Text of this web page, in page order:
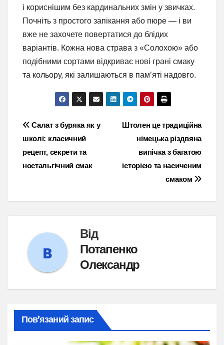
і кориснішим без кардинальних змін у звичках.
Почніть з простого запікання або пюре — і ви
вже не захочете повертатися до блідих
варіантів. Кожна нова страва з «Солохою» або
подібними сортами відкриває нові грані смаку
та кольору, які залишаються в пам’яті надовго.
Навігація
записів
Штолен це традиційна
німецька різдвяна
випічка з багатою
історією та насиченим
смаком
Салат з буряка як у
школі: класичний
рецепт, секрети та
ностальгічний смак
Від
Потапенко
Олександр
Пов’язаний запис